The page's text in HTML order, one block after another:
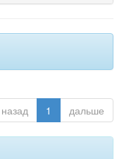
назад 1 дальше